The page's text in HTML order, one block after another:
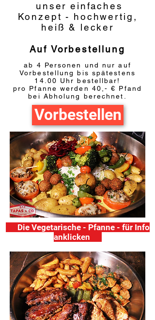
unser einfaches
Konzept - hochwertig,
heiß & lecker
Auf Vorbestellung
ab 4 Personen und nur auf
Vorbestellung bis spätestens
14.00 Uhr bestellbar!
pro Pfanne werden 40,- € Pfand
bei Abholung berechnet.
Vorbestellen
Die Vegetarische - Pfanne - für Info
anklicken